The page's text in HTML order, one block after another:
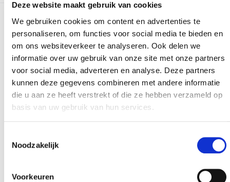
Deze website maakt gebruik van cookies
We gebruiken cookies om content en advertenties te
personaliseren, om functies voor social media te bieden en
om ons websiteverkeer te analyseren. Ook delen we
informatie over uw gebruik van onze site met onze partners
voor social media, adverteren en analyse. Deze partners
kunnen deze gegevens combineren met andere informatie
die u aan ze heeft verstrekt of die ze hebben verzameld op
basis van uw gebruik van hun services.
Noodzakelijk
Voorkeuren
Plus de réalisations